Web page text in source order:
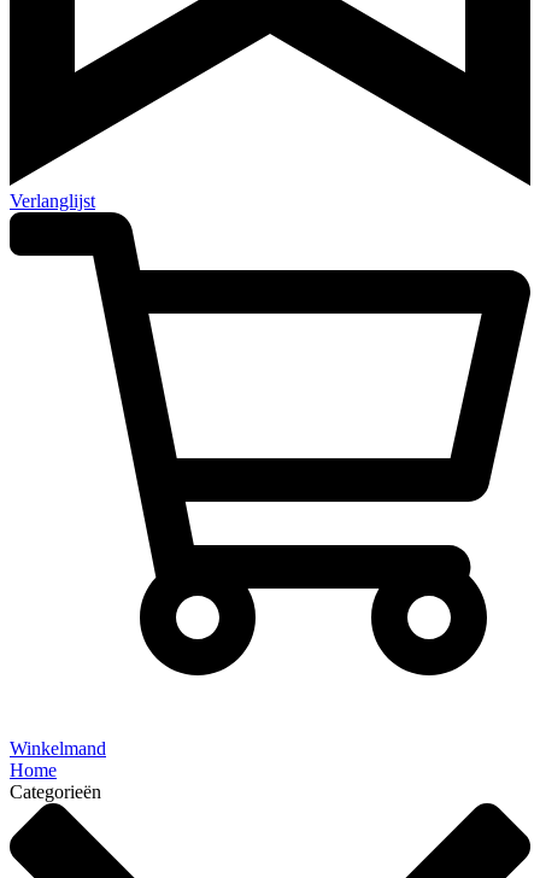
Verlanglijst
Winkelmand
Home
Categorieën